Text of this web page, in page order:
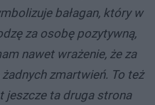
bałagan, który w
za osobę pozytywną,
nawet wrażenie, że za
zmartwień. To też
jeszcze ta druga strona